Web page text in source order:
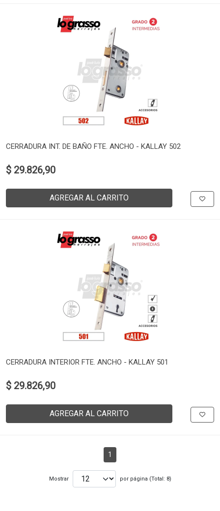
CERRADURA INT. DE BAÑO FTE. ANCHO - KALLAY 502
$ 29.826,90
AGREGAR AL CARRITO
CERRADURA INTERIOR FTE. ANCHO - KALLAY 501
$ 29.826,90
AGREGAR AL CARRITO
1
Mostrar por página (Total: 8)